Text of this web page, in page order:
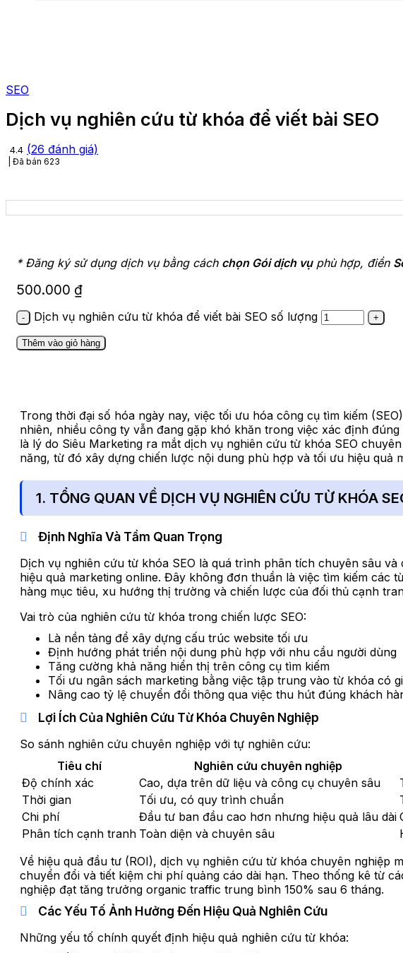
SEO
Dịch vụ nghiên cứu từ khóa để viết bài SEO
4.4 (26 đánh giá)
Đã bán 623
* Đăng ký sử dụng dịch vụ bằng cách chọn Gói dịch vụphù hợp, điền
500.000 ₫
Dịch vụ nghiên cứu từ khóa để viết bài SEO số lượng
Thêm vào giỏ hàng
Trong thời đại số hóa ngày nay, việc tối ưu hóa công cụ tìm kiếm
nhiên, nhiều công ty vẫn đang gặp khó khăn trong việc xác định
là lý do Siêu Marketing ra mắt dịch vụ nghiên cứu từ khóa SEO
năng, từ đó xây dựng chiến lược nội dung phù hợp và tối ưu hiệu quả
1. TỔNG QUAN VỀ DỊCH VỤ NGHIÊN CỨU TỪ KHÓA
Định Nghĩa Và Tầm Quan Trọng
Dịch vụ nghiên cứu từ khóa SEO là quá trình phân tích chuyên sâu
hiệu quả marketing online. Đây không đơn thuần là việc tìm kiếm
hàng mục tiêu, xu hướng thị trường và chiến lược của đối thủ cạnh
Vai trò của nghiên cứu từ khóa trong chiến lược SEO:
Là nền tảng để xây dựng cấu trúc website tối ưu
Định hướng phát triển nội dung phù hợp với nhu cầu người dùng
Tăng cường khả năng hiển thị trên công cụ tìm kiếm
Tối ưu ngân sách marketing bằng việc tập trung vào từ khóa có
Nâng cao tỷ lệ chuyển đổi thông qua việc thu hút đúng khách
Lợi Ích Của Nghiên Cứu Từ Khóa Chuyên Nghiệp
So sánh nghiên cứu chuyên nghiệp với tự nghiên cứu:
Tiêu chí
Nghiên cứu chuyên nghiệp
Độ chính xác
Cao, dựa trên dữ liệu và công cụ chuyên sâu
Thời gian
Tối ưu, có quy trình chuẩn
Chi phí
Đầu tư ban đầu cao hơn nhưng hiệu quả lâu dài
Phân tích cạnh tranh Toàn diện và chuyên sâu
Về hiệu quả đầu tư (ROI), dịch vụ nghiên cứu từ khóa chuyên
chuyển đổi và tiết kiệm chi phí quảng cáo dài hạn. Theo thống kê từ
nghiệp đạt tăng trưởng organic traffic trung bình 150% sau 6 tháng.
Các Yếu Tố Ảnh Hưởng Đến Hiệu Quả Nghiên Cứu
Những yếu tố chính quyết định hiệu quả nghiên cứu từ khóa: